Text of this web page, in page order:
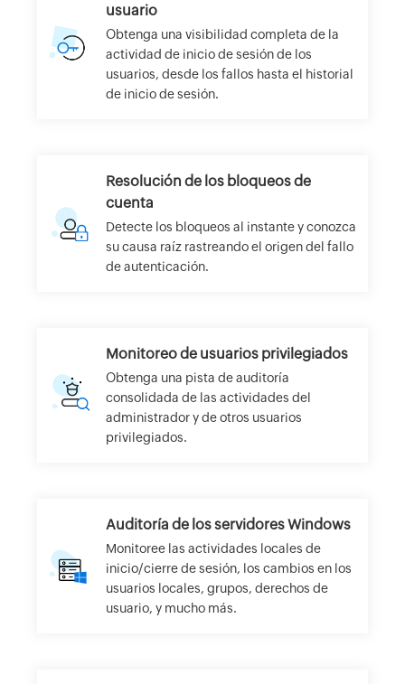
usuario
Obtenga una visibilidad completa de la
actividad de inicio de sesión de los
usuarios, desde los fallos hasta el historial
de inicio de sesión.
Resolución de los bloqueos de
cuenta
Detecte los bloqueos al instante y conozca
su causa raíz rastreando el origen del fallo
de autenticación.
Monitoreo de usuarios privilegiados
Obtenga una pista de auditoría
consolidada de las actividades del
administrador y de otros usuarios
privilegiados.
Auditoría de los servidores Windows
Monitoree las actividades locales de
inicio/cierre de sesión, los cambios en los
usuarios locales, grupos, derechos de
usuario, y mucho más.